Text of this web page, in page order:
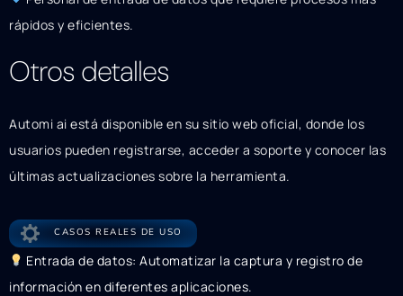
CASOS REALES DE USO
Entrada de datos: Automatizar la captura y registro de
información en diferentes aplicaciones.
rápidos y eficientes.
Otros detalles
Automi ai está disponible en su sitio web oficial, donde los
usuarios pueden registrarse, acceder a soporte y conocer las
últimas actualizaciones sobre la herramienta.